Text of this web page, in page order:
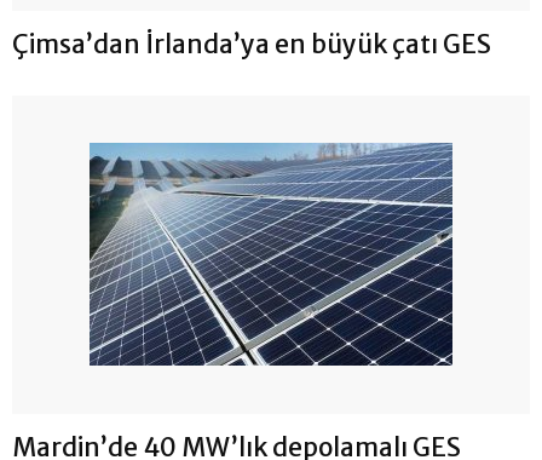
Çimsa’dan İrlanda’ya en büyük çatı GES
Mardin’de 40 MW’lık depolamalı GES